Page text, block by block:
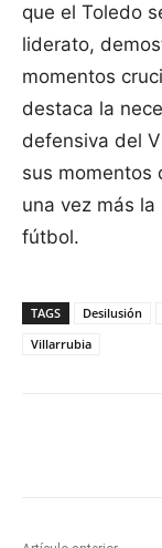
que el Toledo
liderato,
momentos
destaca la
defensiva del
sus momentos
una vez más
fútbol.
TAGS Desilusión
Villarrubia